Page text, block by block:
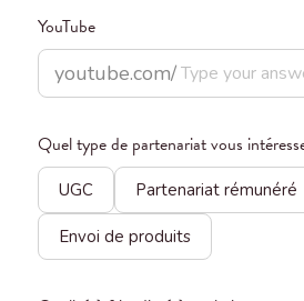
YouTube
youtube.com/
Quel type de partenariat vous
UGC Partenariat rémunéré
Envoi de produits